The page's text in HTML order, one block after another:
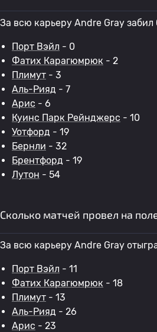
За всю карьеру Andre Gray забил
Порт Вэйл - 0
Фатих Карагюмрюк - 2
Плимут - 3
Аль-Рияд - 7
Арис - 6
Куинс Парк Рейнджерс - 10
Уотфорд - 19
Бернли - 32
Брентфорд - 19
Лутон - 54
Сколько матчей провел на
За всю карьеру Andre Gray
Порт Вэйл - 11
Фатих Карагюмрюк - 18
Плимут - 13
Аль-Рияд - 26
Арис - 23